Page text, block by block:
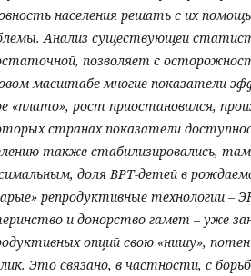
населения решать с их
Анализ существующей
позволяет с
масштабе многие показатели
«плато», рост приостановился,
странах показатели
также стабилизировались,
доля ВРТ-детей в
репродуктивные технологии –
и донорство гамет – уже
опций свою «нишу»,
Это связано, в частности, с